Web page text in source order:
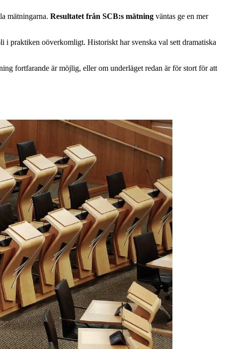
mätningarna. Resultatet från SCB:s mätning väntas ge en mer
i praktiken oöverkomligt. Historiskt har svenska val sett dramatiska
fortfarande är möjlig, eller om underläget redan är för stort för att